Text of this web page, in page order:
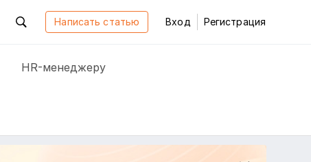
Написать статью Вход Регистрация
HR-менеджеру